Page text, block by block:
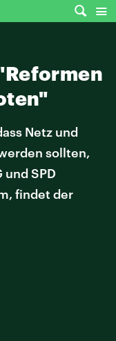
Netz und
sollten,
und SPD
findet der